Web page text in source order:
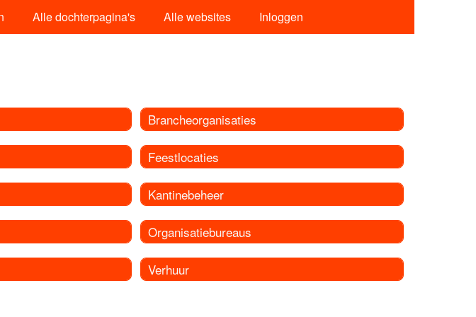
Alle dochterpagina's Alle websites Inloggen
Brancheorganisaties
Feestlocaties
Kantinebeheer
Organisatiebureaus
Verhuur